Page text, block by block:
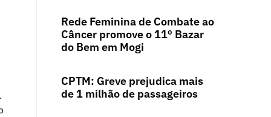
Rede Feminina de Combate ao
Câncer promove o 11º Bazar
do Bem em Mogi
CPTM: Greve prejudica mais
de 1 milhão de passageiros